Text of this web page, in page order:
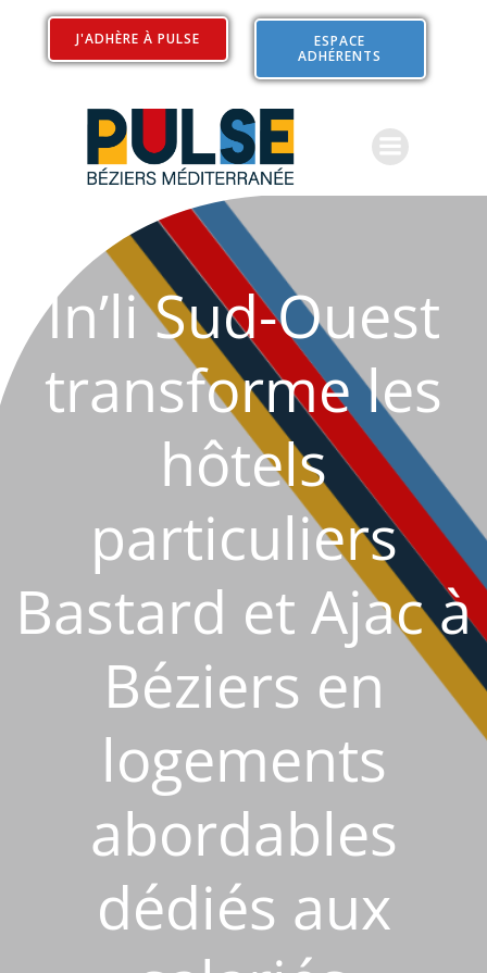
J'ADHÈRE À PULSE
ESPACE
ADHÉRENTS
In’li Sud-Ouest
transforme les
hôtels
particuliers
Bastard et Ajac à
Béziers en
logements
abordables
dédiés aux